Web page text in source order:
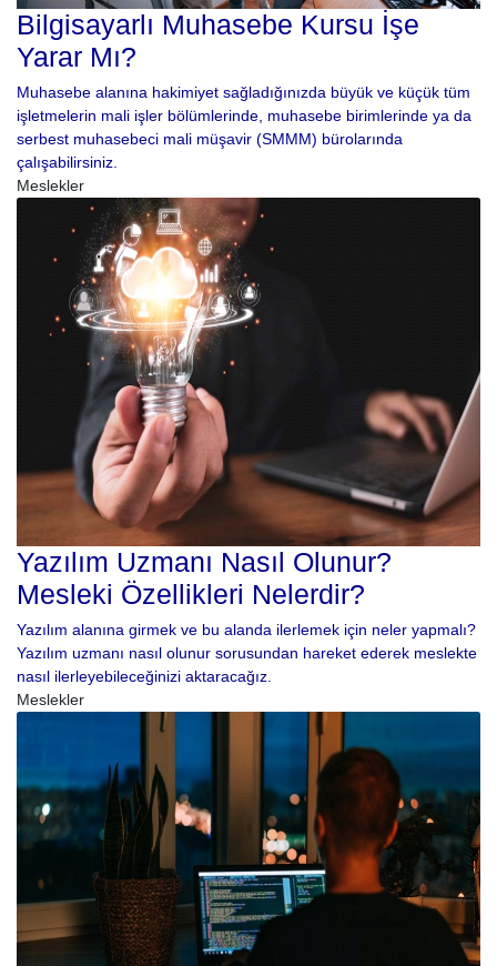
Bilgisayarlı Muhasebe Kursu İşe
Yarar Mı?
Muhasebe alanına hakimiyet sağladığınızda büyük ve küçük tüm
işletmelerin mali işler bölümlerinde, muhasebe birimlerinde ya da
serbest muhasebeci mali müşavir (SMMM) bürolarında
çalışabilirsiniz.
Meslekler
Yazılım Uzmanı Nasıl Olunur?
Mesleki Özellikleri Nelerdir?
Yazılım alanına girmek ve bu alanda ilerlemek için neler yapmalı?
Yazılım uzmanı nasıl olunur sorusundan hareket ederek meslekte
nasıl ilerleyebileceğinizi aktaracağız.
Meslekler